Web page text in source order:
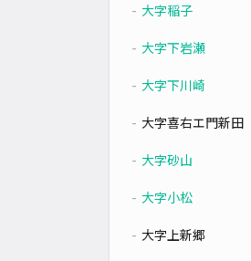
大字稲子
大字下岩瀬
大字下川崎
大字喜右エ門新田
大字砂山
大字小松
大字上新郷